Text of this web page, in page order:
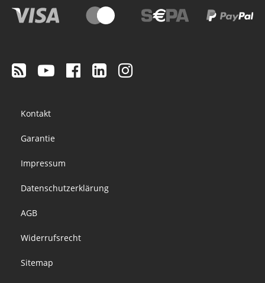
menu
Kontakt
Garantie
Impressum
Datenschutzerklärung
AGB
Widerrufsrecht
Sitemap